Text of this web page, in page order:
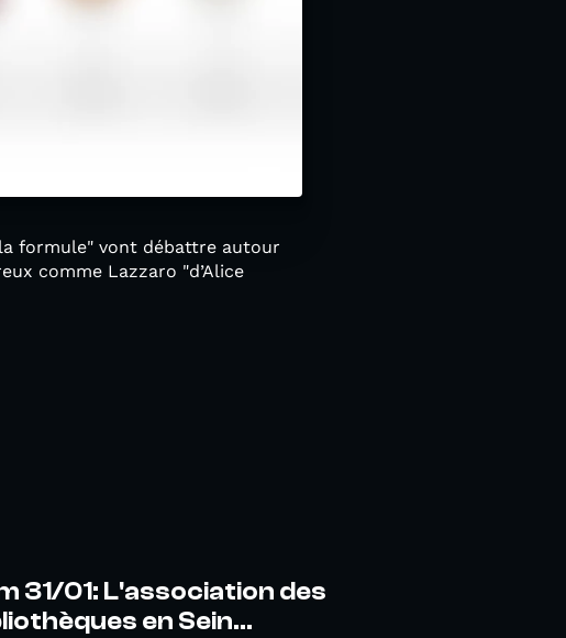
formule" vont débattre autour
comme Lazzaro "d’Alice
31/01: L'association des
en Sein...